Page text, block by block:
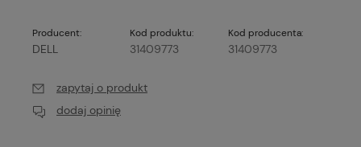
Producent:
DELL
Kod produktu:
31409773
Kod producenta:
31409773
zapytaj o produkt
dodaj opinię